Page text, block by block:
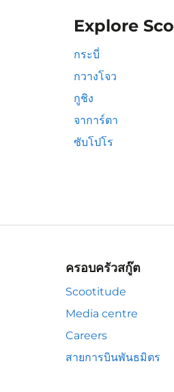
Explore
กระบี่
กวางโจว
กูชิง
จาการ์ตา
ซับโปโร
ครอบครัวสกู๊ต
Scootitude
Media centre
Careers
สายการบินพันธมิตร